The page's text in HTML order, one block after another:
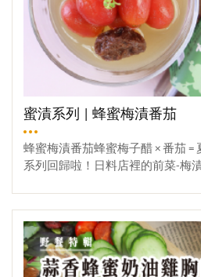
蜂蜜【門市地址】→ 54557南投縣
【電話洽詢】→ 049-298-0851
少許⑧ 檸檬汁：15cc製作蜂蜜堅
臘優格+蜂蜜均勻攪拌。② 將堅果
~。蜂蜜鮭魚乳酪抹醬 ① 將小黃
水。② 將脫水的小黃瓜洗去鹽巴
格+蜂蜜+鮭魚(切小）+脫水小黃
入，均勻攪拌，完成～蜜編提醒
滑，可依據喜好做增減。➋ 蜂蜜多
歡甜點的可多加。➌ 本次使用荔枝
蜜，喜歡帶點香氣的就可以用百
抹醬可裝罐保存，1-2天內吃完~➎
拉還有包壽司都很適合!!!特別是
鮭魚鹹香，真的值得一試~ 適合
司/厚片都非常好吃。✔ 午茶 ——
蜜漬系列 | 蜂蜜梅漬番茄
蜂蜜梅漬番茄蜂蜜梅子醋 × 番茄 =
系列回歸啦！日料店裡的前菜-梅
作解饞小點都超合適。私心推薦
很讚!!蜂蜜梅子醋 ——✔ 選用國產
置熟成。✔ 嚴選來自南投信義鄉
觀看更多